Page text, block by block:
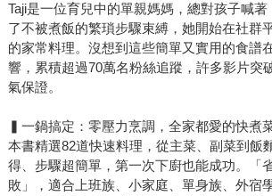
Taji是一位育兒中的單親媽媽，總對孩子喊
了不被煮飯的繁瑣步驟束縛，她開始在社群
的家常料理。沒想到這些簡單又實用的食譜
響，累積超過70萬名粉絲追蹤，許多影片突
氣保證。
▍一鍋搞定：零壓力烹調，全家都愛的快煮
本書精選82道快速料理，從主菜、副菜到飯
得、步驟超簡單，第一次下廚也能成功。「
敗」，適合上班族、小家庭、單身族、外宿